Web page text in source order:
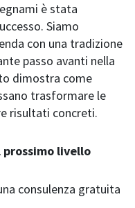
è stata
Siamo
con una tradizione
passo avanti nella
dimostra come
trasformare le
risultati concreti.
livello
consulenza gratuita